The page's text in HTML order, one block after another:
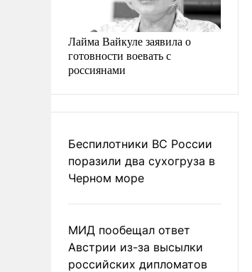
Лайма Вайкуле заявила о
готовности воевать с
россиянами
Беспилотники ВС России
поразили два сухогруза в
Черном море
МИД пообещал ответ
Австрии из-за высылки
российских дипломатов